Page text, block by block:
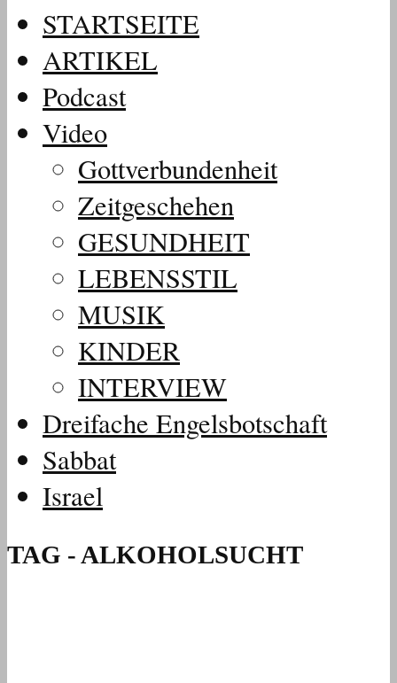
STARTSEITE
ARTIKEL
Podcast
Video
Gottverbundenheit
Zeitgeschehen
GESUNDHEIT
LEBENSSTIL
MUSIK
KINDER
INTERVIEW
Dreifache Engelsbotschaft
Sabbat
Israel
TAG - ALKOHOLSUCHT